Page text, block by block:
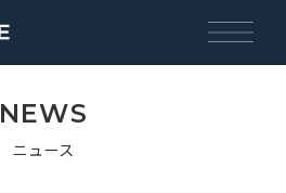
NEWS
ニュース